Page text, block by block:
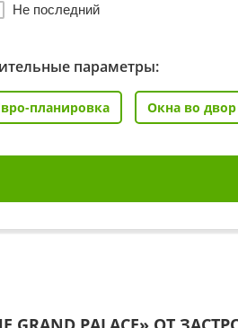
Не последний
параметры:
планировка Окна во двор